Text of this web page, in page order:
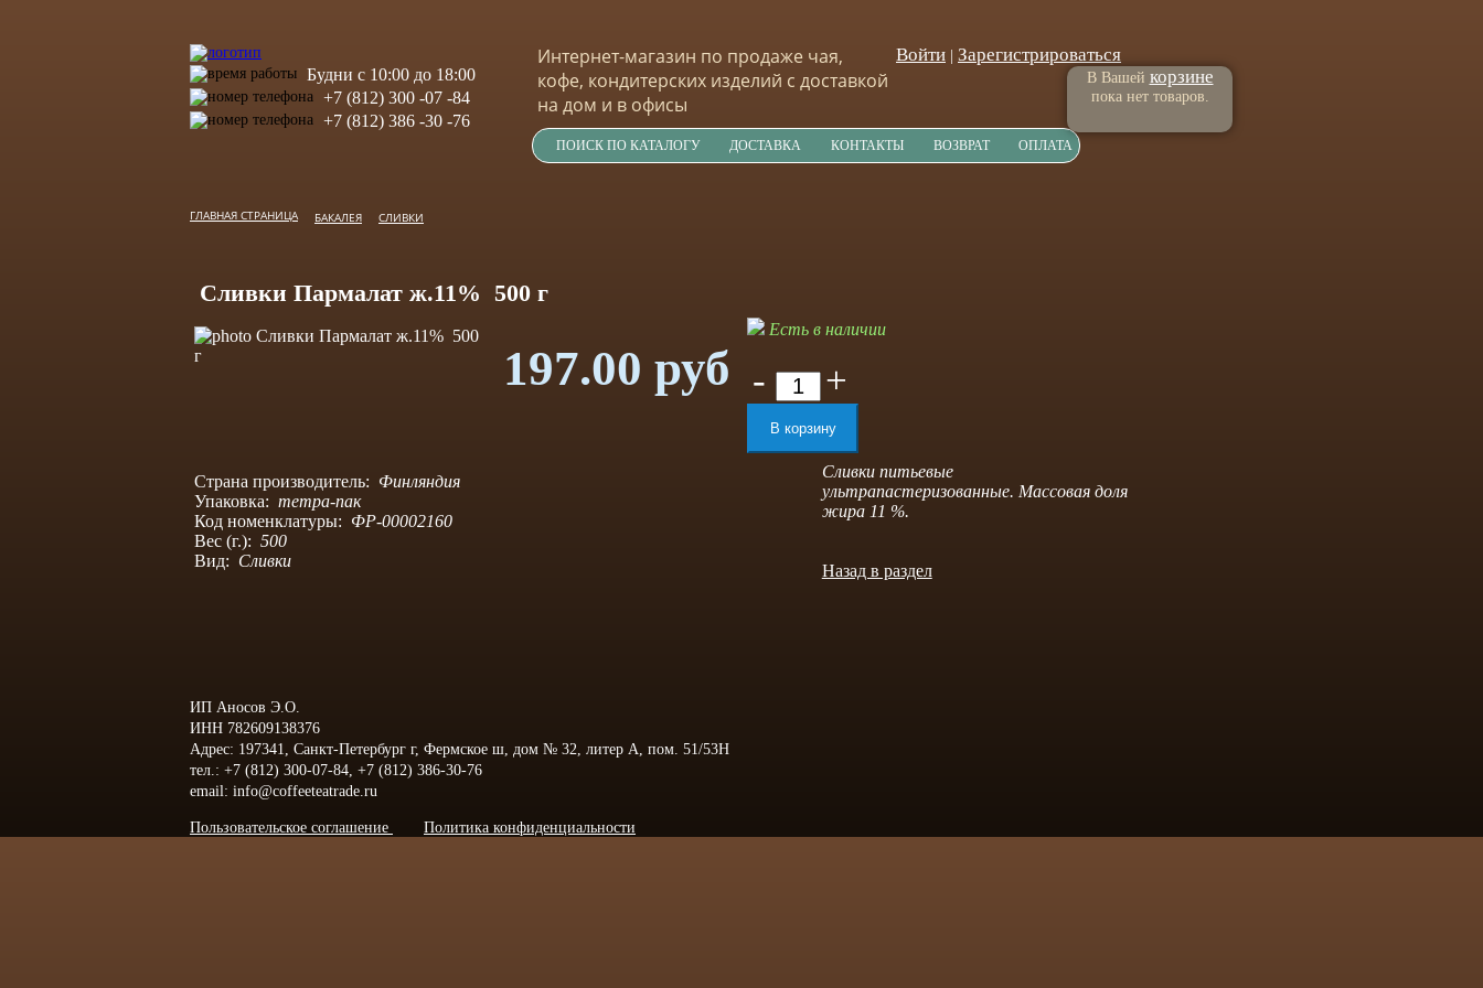
Будни с 10:00 до 18:00
+7 (812) 300 -07 -84
+7 (812) 386 -30 -76
Интернет-магазин по продаже чая,
кофе, кондитерских изделий с доставкой
на дом и в офисы
ПОИСК ПО КАТАЛОГУ ДОСТАВКА КОНТАКТЫ ВОЗВРАТ ОПЛАТА
Войти Зарегистрироваться
В Вашей корзине
пока нет товаров.
ГЛАВНАЯ СТРАНИЦА БАКАЛЕЯ СЛИВКИ
Сливки Пармалат ж.11% 500 г
197.00 руб
Есть в наличии
- +
Страна производитель: Финляндия
Упаковка: тетра-пак
Код номенклатуры: ФР-00002160
Вес (г.): 500
Вид: Сливки
Сливки питьевые
ультрапастеризованные. Массовая доля
жира 11 %.
Назад в раздел
ИП Аносов Э.О.
ИНН 782609138376
Адрес: 197341, Санкт-Петербург г, Фермское ш, дом № 32, литер А, пом. 51/53Н
тел.: +7 (812) 300-07-84, +7 (812) 386-30-76
email: info@coffeeteatrade.ru
Пользовательское соглашение Политика конфиденциальности